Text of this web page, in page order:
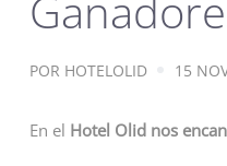
POR HOTELOLID 15
En el Hotel Olid nos